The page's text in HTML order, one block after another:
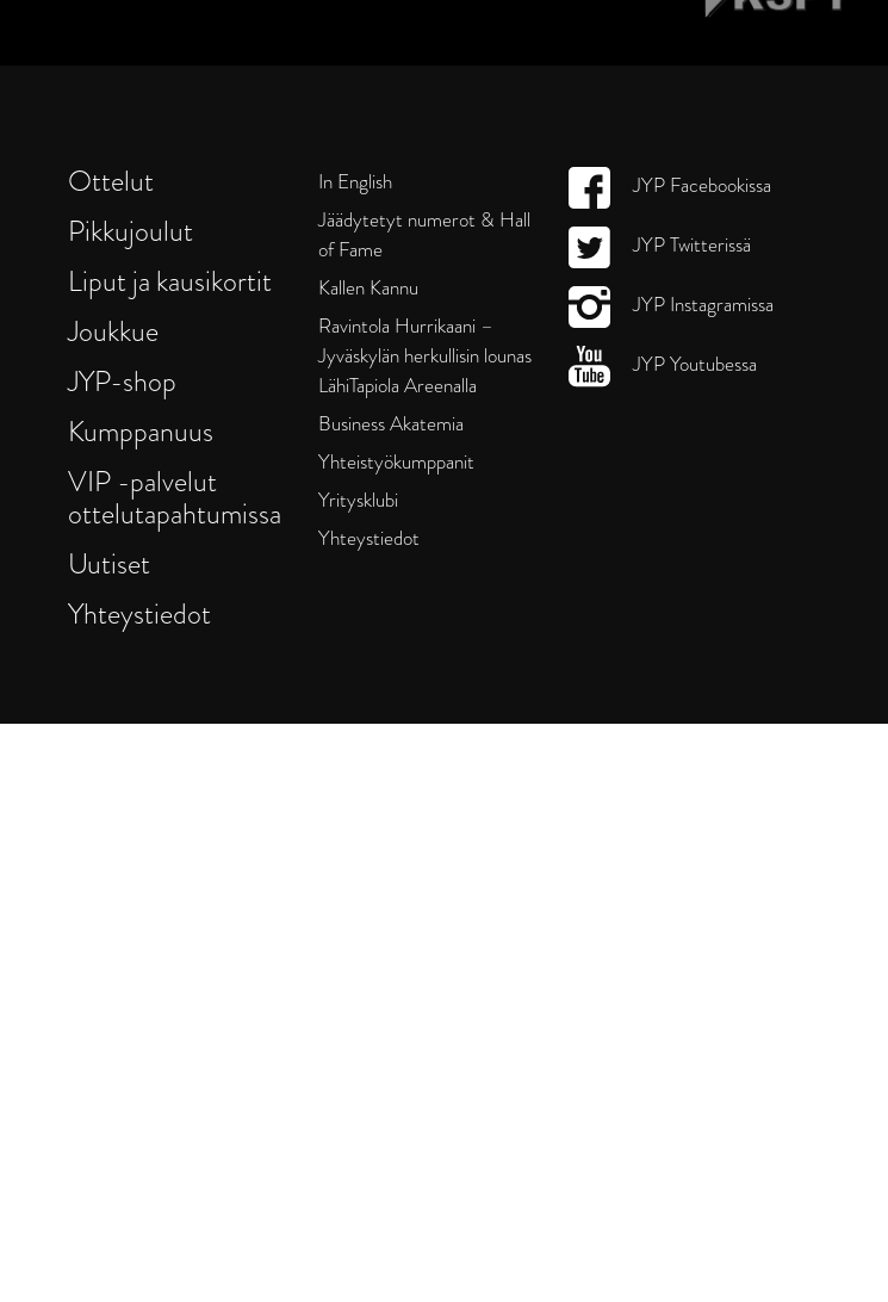
Ottelut
Pikkujoulut
Liput ja kausikortit
Joukkue
JYP-shop
Kumppanuus
VIP -palvelut
ottelutapahtumissa
Uutiset
Yhteystiedot
In English
Jäädytetyt numerot & Hall
of Fame
Kallen Kannu
Ravintola Hurrikaani –
Jyväskylän herkullisin lounas
LähiTapiola Areenalla
Business Akatemia
Yhteistyökumppanit
Yritysklubi
Yhteystiedot
JYP Facebookissa
JYP Twitterissä
JYP Instagramissa
JYP Youtubessa